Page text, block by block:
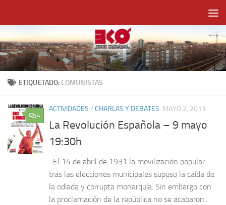
ETIQUETADO: COMUNISTAS
4
ACTIVIDADES / CHARLAS Y DEBATES MAYO 2, 2013
La Revolución Española – 9 mayo
19:30h
El 14 de abril de 1931 la movilización popular
tras las elecciones municipales supuso la caída de
la odiada y corrupta monarquía. Sin embargo con
la proclamación de la república no se acabaron...